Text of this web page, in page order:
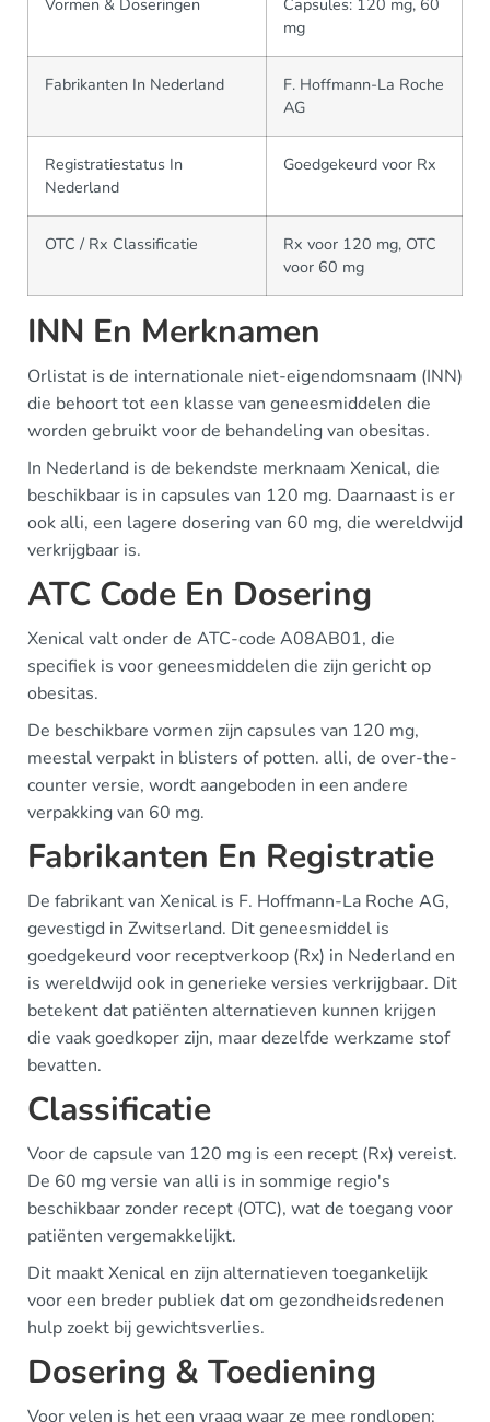
Vormen & Doseringen
Capsules: 120 mg, 60
mg
Fabrikanten In Nederland
F. Hoffmann-La Roche
AG
Registratiestatus In
Nederland
Goedgekeurd voor Rx
OTC / Rx Classificatie
Rx voor 120 mg, OTC
voor 60 mg
INN En Merknamen
Orlistat is de internationale niet-eigendomsnaam (INN)
die behoort tot een klasse van geneesmiddelen die
worden gebruikt voor de behandeling van obesitas.
In Nederland is de bekendste merknaam Xenical, die
beschikbaar is in capsules van 120 mg. Daarnaast is er
ook alli, een lagere dosering van 60 mg, die wereldwijd
verkrijgbaar is.
ATC Code En Dosering
Xenical valt onder de ATC-code A08AB01, die
specifiek is voor geneesmiddelen die zijn gericht op
obesitas.
De beschikbare vormen zijn capsules van 120 mg,
meestal verpakt in blisters of potten. alli, de over-the-
counter versie, wordt aangeboden in een andere
verpakking van 60 mg.
Fabrikanten En Registratie
De fabrikant van Xenical is F. Hoffmann-La Roche AG,
gevestigd in Zwitserland. Dit geneesmiddel is
goedgekeurd voor receptverkoop (Rx) in Nederland en
is wereldwijd ook in generieke versies verkrijgbaar. Dit
betekent dat patiënten alternatieven kunnen krijgen
die vaak goedkoper zijn, maar dezelfde werkzame stof
bevatten.
Classificatie
Voor de capsule van 120 mg is een recept (Rx) vereist.
De 60 mg versie van alli is in sommige regio's
beschikbaar zonder recept (OTC), wat de toegang voor
patiënten vergemakkelijkt.
Dit maakt Xenical en zijn alternatieven toegankelijk
voor een breder publiek dat om gezondheidsredenen
hulp zoekt bij gewichtsverlies.
Dosering & Toediening
Voor velen is het een vraag waar ze mee rondlopen: